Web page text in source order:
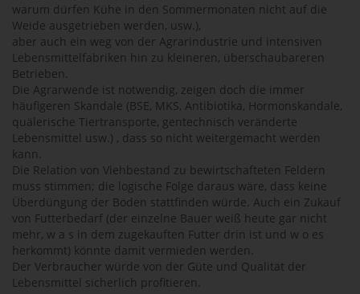
warum dürfen Kühe in den Sommermonaten nicht auf die
Weide ausgetrieben werden, usw.),
aber auch ein weg von der Agrarindustrie und intensiven
Lebensmittelfabriken hin zu kleineren, überschaubareren
Betrieben.
Die Agrarwende ist notwendig, zeigen doch die immer
häufigeren Skandale (BSE, MKS, Antibiotika, Hormonskandale,
quälerische Tiertransporte, gentechnisch veränderte
Lebensmittel usw.) , dass so nicht weitergemacht werden
kann.
Die Relation von Viehbestand zu bewirtschafteten Feldern
muss stimmen; die logische Folge daraus wäre, dass keine
Überdüngung der Böden stattfinden würde. Auch ein Zukauf
von Futterbedarf (der einzelne Bauer weiß heute gar nicht
mehr, w a s in dem zugekauften Futter drin ist und w o es
herkommt) könnte damit vermieden werden.
Der Verbraucher würde von der Güte und Qualität der
Lebensmittel sicherlich profitieren.